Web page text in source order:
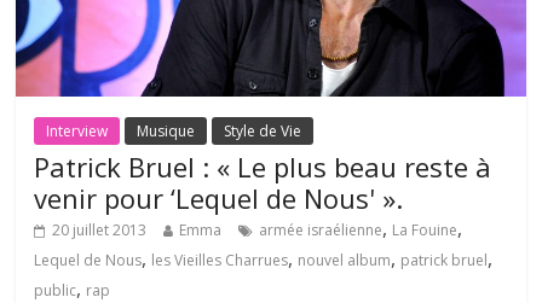
Interview Musique Style de Vie
Patrick Bruel : « Le plus beau reste à
venir pour ‘Lequel de Nous' ».
20 juillet 2013 Emma armée israélienne, La Fouine,
Lequel de Nous, les Vieilles Charrues, nouvel album, patrick bruel,
public, rap